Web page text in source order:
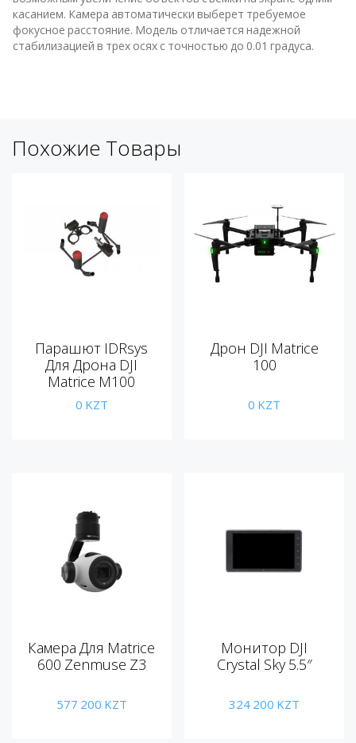
касанием. Камера автоматически выберет требуемое
фокусное расстояние. Модель отличается надежной
стабилизацией в трех осях с точностью до 0.01 градуса.
Похожие Товары
Парашют IDRsys
Для Дрона DJI
Matrice M100
0 KZT
Дрон DJI Matrice
100
0 KZT
Камера Для Matrice
600 Zenmuse Z3
577 200 KZT
Монитор DJI
Crystal Sky 5.5″
324 200 KZT